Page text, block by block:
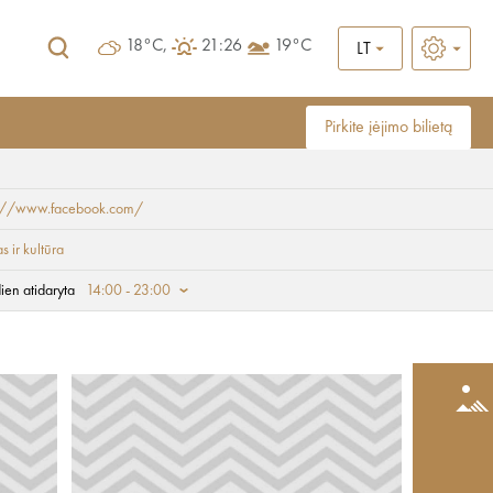
18°C, 21:26 19°C LT
Pirkite įėjimo bilietą
www.facebook.com/
ir kultūra
atidaryta 14:00 - 23:00